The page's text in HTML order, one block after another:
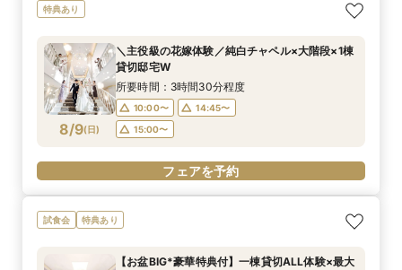
特典あり
8/9(日)
＼主役級の花嫁体験／純白チャペル×大階段×1棟
貸切邸宅W
所要時間：3時間30分程度
10:00〜
14:45〜
15:00〜
フェアを予約
試食会 特典あり
【お盆BIG*豪華特典付】一棟貸切ALL体験×最大